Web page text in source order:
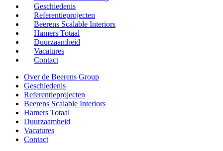
Geschiedenis
Referentieprojecten
Beerens Scalable Interiors
Hamers Totaal
Duurzaamheid
Vacatures
Contact
Over de Beerens Group
Geschiedenis
Referentieprojecten
Beerens Scalable Interiors
Hamers Totaal
Duurzaamheid
Vacatures
Contact